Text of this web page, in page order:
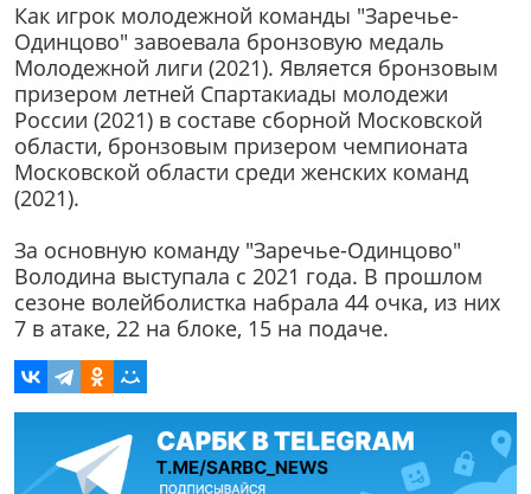
Как игрок молодежной команды "Заречье-
Одинцово" завоевала бронзовую медаль
Молодежной лиги (2021). Является бронзовым
призером летней Спартакиады молодежи
России (2021) в составе сборной Московской
области, бронзовым призером чемпионата
Московской области среди женских команд
(2021).
За основную команду "Заречье-Одинцово"
Володина выступала с 2021 года. В прошлом
сезоне волейболистка набрала 44 очка, из них
7 в атаке, 22 на блоке, 15 на подаче.